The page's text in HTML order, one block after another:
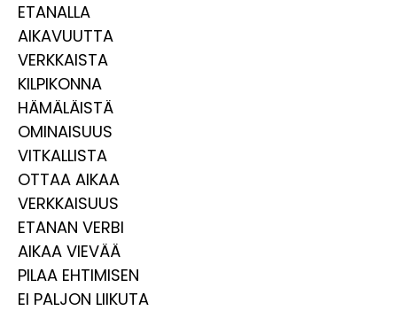
ETANALLA
AIKAVUUTTA
VERKKAISTA
KILPIKONNA
HÄMÄLÄISTÄ
OMINAISUUS
VITKALLISTA
OTTAA AIKAA
VERKKAISUUS
ETANAN VERBI
AIKAA VIEVÄÄ
PILAA EHTIMISEN
EI PALJON LIIKUTA